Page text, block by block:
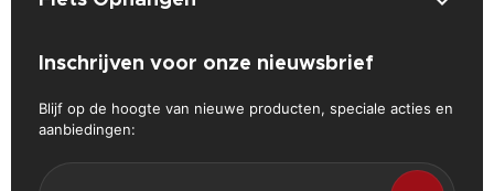
Inschrijven voor onze nieuwsbrief
Blijf op de hoogte van nieuwe producten, speciale acties en
aanbiedingen: